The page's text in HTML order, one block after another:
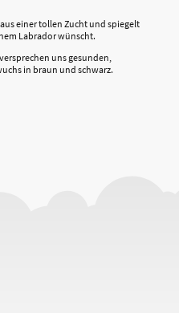
einer tollen Zucht und spiegelt
Labrador wünscht.
uns gesunden,
in braun und schwarz.